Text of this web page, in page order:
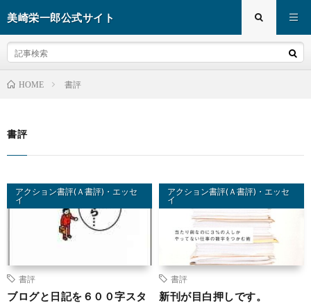
美崎栄一郎公式サイト
HOME 書評
書評
アクション書評(Ａ書評)・エッセ
イ
書評
ブログと日記を６００字スタ
アクション書評(Ａ書評)・エッセ
イ
書評
新刊が目白押しです。